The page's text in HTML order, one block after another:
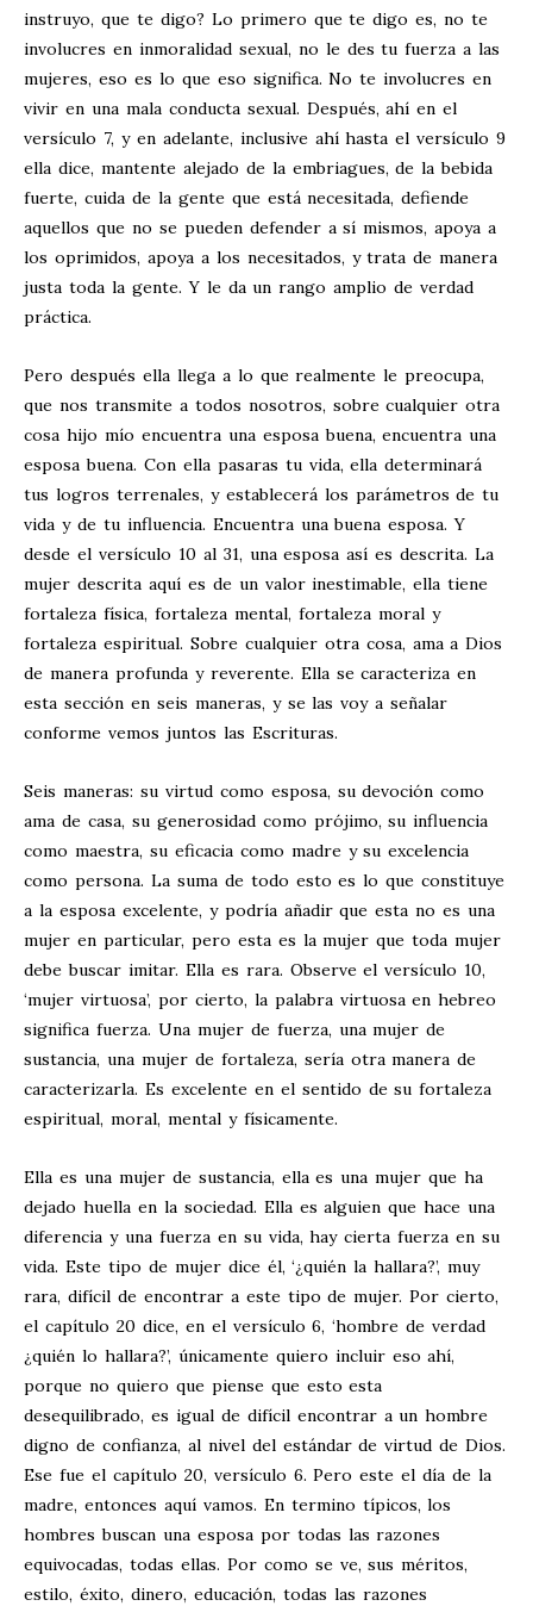
instruyo, que te digo? Lo primero que te digo es, no te
involucres en inmoralidad sexual, no le des tu fuerza a las
mujeres, eso es lo que eso significa. No te involucres en
vivir en una mala conducta sexual. Después, ahí en el
versículo 7, y en adelante, inclusive ahí hasta el versículo 9
ella dice, mantente alejado de la embriagues, de la bebida
fuerte, cuida de la gente que está necesitada, defiende
aquellos que no se pueden defender a sí mismos, apoya a
los oprimidos, apoya a los necesitados, y trata de manera
justa toda la gente. Y le da un rango amplio de verdad
práctica.
Pero después ella llega a lo que realmente le preocupa,
que nos transmite a todos nosotros, sobre cualquier otra
cosa hijo mío encuentra una esposa buena, encuentra una
esposa buena. Con ella pasaras tu vida, ella determinará
tus logros terrenales, y establecerá los parámetros de tu
vida y de tu influencia. Encuentra una buena esposa. Y
desde el versículo 10 al 31, una esposa así es descrita. La
mujer descrita aquí es de un valor inestimable, ella tiene
fortaleza física, fortaleza mental, fortaleza moral y
fortaleza espiritual. Sobre cualquier otra cosa, ama a Dios
de manera profunda y reverente. Ella se caracteriza en
esta sección en seis maneras, y se las voy a señalar
conforme vemos juntos las Escrituras.
Seis maneras: su virtud como esposa, su devoción como
ama de casa, su generosidad como prójimo, su influencia
como maestra, su eficacia como madre y su excelencia
como persona. La suma de todo esto es lo que constituye
a la esposa excelente, y podría añadir que esta no es una
mujer en particular, pero esta es la mujer que toda mujer
debe buscar imitar. Ella es rara. Observe el versículo 10,
‘mujer virtuosa’, por cierto, la palabra virtuosa en hebreo
significa fuerza. Una mujer de fuerza, una mujer de
sustancia, una mujer de fortaleza, sería otra manera de
caracterizarla. Es excelente en el sentido de su fortaleza
espiritual, moral, mental y físicamente.
Ella es una mujer de sustancia, ella es una mujer que ha
dejado huella en la sociedad. Ella es alguien que hace una
diferencia y una fuerza en su vida, hay cierta fuerza en su
vida. Este tipo de mujer dice él, ‘¿quién la hallara?’, muy
rara, difícil de encontrar a este tipo de mujer. Por cierto,
el capítulo 20 dice, en el versículo 6, ‘hombre de verdad
¿quién lo hallara?’, únicamente quiero incluir eso ahí,
porque no quiero que piense que esto esta
desequilibrado, es igual de difícil encontrar a un hombre
digno de confianza, al nivel del estándar de virtud de Dios.
Ese fue el capítulo 20, versículo 6. Pero este el día de la
madre, entonces aquí vamos. En termino típicos, los
hombres buscan una esposa por todas las razones
equivocadas, todas ellas. Por como se ve, sus méritos,
estilo, éxito, dinero, educación, todas las razones